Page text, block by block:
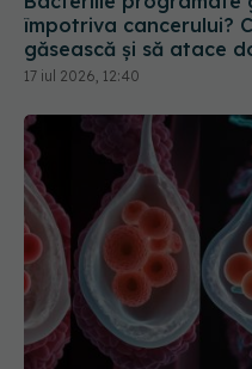
împotriva cancerului?
găsească și să atace
17 iul 2026, 12:40